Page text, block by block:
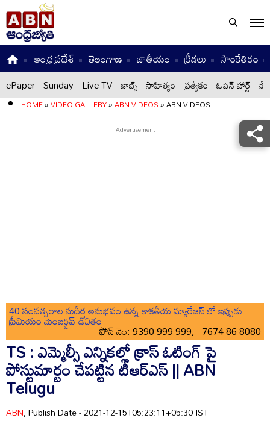
ఆంధ్రప్రదేశ్ తెలంగాణ జాతీయం క్రీడలు సాంకేతికం
ePaper Sunday Live TV జాబ్స్ సాహిత్యం ప్రత్యేకం ఓపెన్ హార్ట్
HOME»VIDEO GALLERY»ABN VIDEOS»ABN VIDEOS
40 సంవత్సరాల సుదీర్ఘ అనుభవం ఉన్న కాకతీయ మ్యారేజస్ లో ఇప్పుడు
ప్రీమియం మెంబర్షిప్ ఉచితం
ఫోన్ నెం: 9390 999 999, 7674 86 8080
TS : ఎమ్మెల్సీ ఎన్నికల్లో క్రాస్ ఓటింగ్ పై
పోస్టుమార్టం చేపట్టిన టీఆర్ఎస్ || ABN
Telugu
ABN, Publish Date - 2021-12-15T05:23:11+05:30 IST